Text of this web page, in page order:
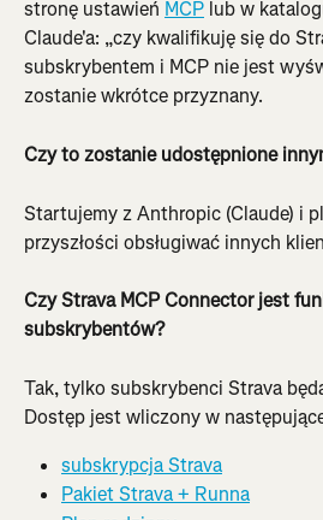
stronę ustawień MCP lub w
Claude'a: „czy kwalifikuję się do
subskrybentem i MCP nie jest
zostanie wkrótce przyznany.
Czy to zostanie udostępnione
Startujemy z Anthropic (Claude) i
przyszłości obsługiwać innych
Czy Strava MCP Connector jest
subskrybentów?
Tak, tylko subskrybenci Strava
Dostęp jest wliczony w
subskrypcja Strava
Pakiet Strava + Runna